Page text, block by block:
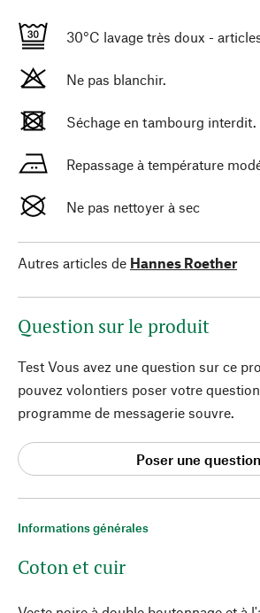
Informations générales
Coton et cuir
30°C lavage très doux -
Ne pas blanchir.
Séchage en tambourg interdit.
Repassage à température
Ne pas nettoyer à sec
Autres articles de Hannes Roether
Question sur le produit
Test Vous avez une question sur ce
pouvez volontiers poser votre
programme de messagerie souvre.
Poser une question